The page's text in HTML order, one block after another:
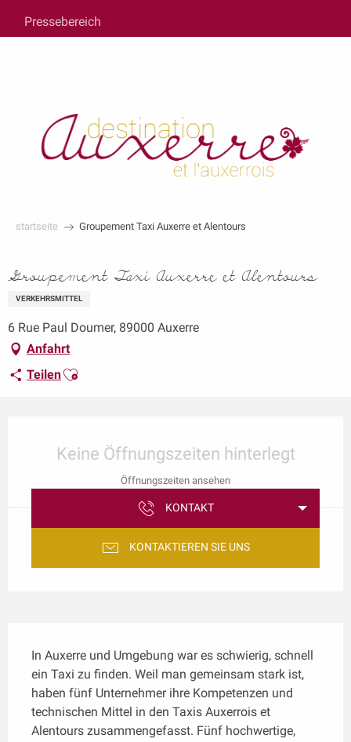
contenu
principal
Pressebereich
startseite Groupement Taxi Auxerre et Alentours
Groupement Taxi Auxerre et Alentours
VERKEHRSMITTEL
6 Rue Paul Doumer, 89000 Auxerre
Anfahrt
TeilenAjouter aux favoris
Keine Öffnungszeiten hinterlegt
Öffnungszeiten ansehen
KONTAKT
KONTAKTIEREN SIE UNS
In Auxerre und Umgebung war es schwierig, schnell
ein Taxi zu finden. Weil man gemeinsam stark ist,
haben fünf Unternehmer ihre Kompetenzen und
technischen Mittel in den Taxis Auxerrois et
Alentours zusammengefasst. Fünf hochwertige,